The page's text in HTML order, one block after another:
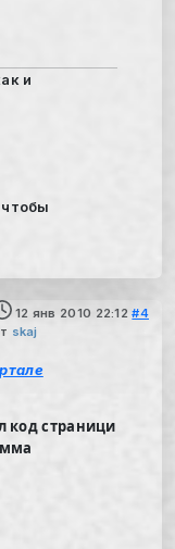
и
, чтобы
12 янв 2010 22:12 #4
skaj
код страници